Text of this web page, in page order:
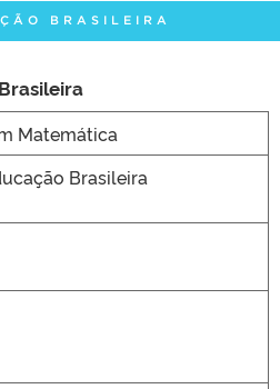
BRASILEIRA
Matemática
Brasileira